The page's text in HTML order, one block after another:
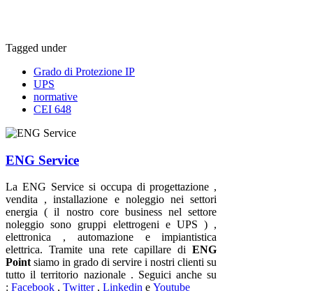
Tagged under
Grado di Protezione IP
UPS
normative
CEI 648
ENG Service
La ENG Service si occupa di progettazione ,
vendita , installazione e noleggio nei settori
energia ( il nostro core business nel settore
noleggio sono gruppi elettrogeni e UPS ) ,
elettronica , automazione e impiantistica
elettrica. Tramite una rete capillare diENG
Point siamo in grado di servire i nostri clienti su
tutto il territorio nazionale . Seguici anche su
: Facebook , Twitter, Linkedin e Youtube